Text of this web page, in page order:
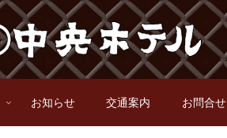
お知らせ 交通案内 お問合せ